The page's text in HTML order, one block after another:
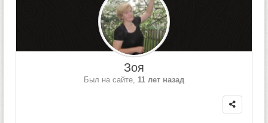
Зоя
Был на сайте, 11 лет назад